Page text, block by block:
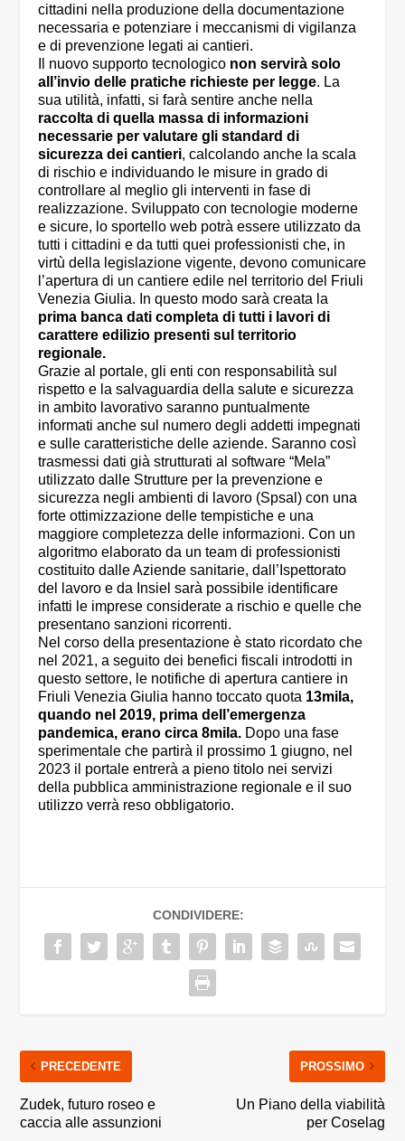
cittadini nella produzione della documentazione
necessaria e potenziare i meccanismi di vigilanza
e di prevenzione legati ai cantieri.
Il nuovo supporto tecnologico non servirà solo
all’invio delle pratiche richieste per legge. La
sua utilità, infatti, si farà sentire anche nella
raccolta di quella massa di informazioni
necessarie per valutare gli standard di
sicurezza dei cantieri, calcolando anche la scala
di rischio e individuando le misure in grado di
controllare al meglio gli interventi in fase di
realizzazione. Sviluppato con tecnologie moderne
e sicure, lo sportello web potrà essere utilizzato da
tutti i cittadini e da tutti quei professionisti che, in
virtù della legislazione vigente, devono comunicare
l’apertura di un cantiere edile nel territorio del Friuli
Venezia Giulia. In questo modo sarà creata la
prima banca dati completa di tutti i lavori di
carattere edilizio presenti sul territorio
regionale.
Grazie al portale, gli enti con responsabilità sul
rispetto e la salvaguardia della salute e sicurezza
in ambito lavorativo saranno puntualmente
informati anche sul numero degli addetti impegnati
e sulle caratteristiche delle aziende. Saranno così
trasmessi dati già strutturati al software “Mela”
utilizzato dalle Strutture per la prevenzione e
sicurezza negli ambienti di lavoro (Spsal) con una
forte ottimizzazione delle tempistiche e una
maggiore completezza delle informazioni. Con un
algoritmo elaborato da un team di professionisti
costituito dalle Aziende sanitarie, dall’Ispettorato
del lavoro e da Insiel sarà possibile identificare
infatti le imprese considerate a rischio e quelle che
presentano sanzioni ricorrenti.
Nel corso della presentazione è stato ricordato che
nel 2021, a seguito dei benefici fiscali introdotti in
questo settore, le notifiche di apertura cantiere in
Friuli Venezia Giulia hanno toccato quota 13mila,
quando nel 2019, prima dell’emergenza
pandemica, erano circa 8mila. Dopo una fase
sperimentale che partirà il prossimo 1 giugno, nel
2023 il portale entrerà a pieno titolo nei servizi
della pubblica amministrazione regionale e il suo
utilizzo verrà reso obbligatorio.
CONDIVIDERE:
PRECEDENTE
Zudek, futuro roseo e
caccia alle assunzioni
PROSSIMO
Un Piano della viabilità
per Coselag